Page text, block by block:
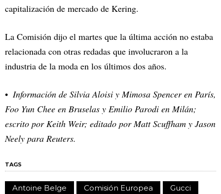
capitalización de mercado de Kering.
La Comisión dijo el martes que la última acción no estaba
relacionada con otras redadas que involucraron a la
industria de la moda en los últimos dos años.
Información de Silvia Aloisi y Mimosa Spencer en París,
Foo Yun Chee en Bruselas y Emilio Parodi en Milán;
escrito por Keith Weir; editado por Matt Scuffham y Jason
Neely para Reuters.
TAGS
Antoine Belge Comisión Europea
Gucci